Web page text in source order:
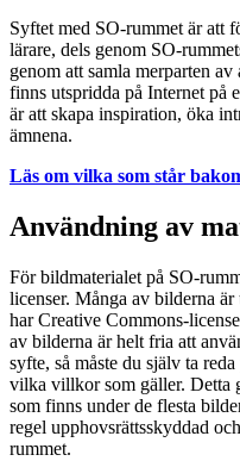
Syftet med SO-rummet är att
lärare, dels genom SO-
genom att samla merparten
finns utspridda på Internet på
är att skapa inspiration, öka
ämnena.
Läs om vilka som står
Användning av
För bildmaterialet på SO-
licenser. Många av bilderna
har Creative Commons-
av bilderna är helt fria att
syfte, så måste du själv ta
vilka villkor som gäller. Detta
som finns under de flesta
regel upphovsrättsskyddad
rummet.